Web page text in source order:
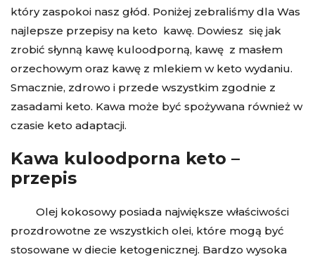
który zaspokoi nasz głód. Poniżej zebraliśmy dla Was
najlepsze przepisy na keto kawę. Dowiesz się jak
zrobić słynną kawę kuloodporną, kawę z masłem
orzechowym oraz kawę z mlekiem w keto wydaniu.
Smacznie, zdrowo i przede wszystkim zgodnie z
zasadami keto. Kawa może być spożywana również w
czasie keto adaptacji.
Kawa kuloodporna keto –
przepis
Olej kokosowy posiada największe właściwości
prozdrowotne ze wszystkich olei, które mogą być
stosowane w diecie ketogenicznej. Bardzo wysoka